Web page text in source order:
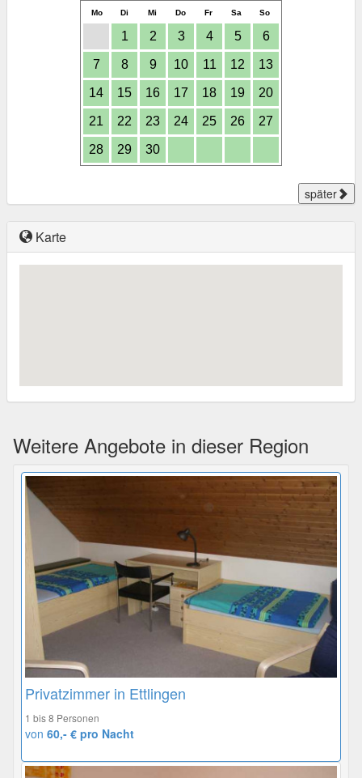
Mo Di Mi Do Fr Sa So
1 2 3 4 5 6
7 8 9 10 11 12 13
14 15 16 17 18 19 20
21 22 23 24 25 26 27
28 29 30
später
Karte
Weitere Angebote in dieser Region
Privatzimmer in Ettlingen
1 bis 8 Personen
von 60,- € pro Nacht